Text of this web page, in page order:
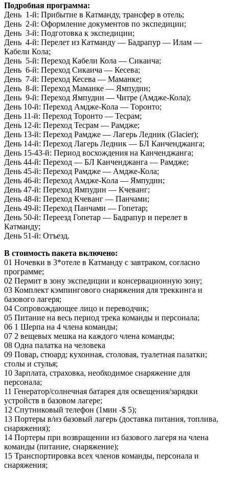
Подробная программа:
День 1-й: Прибытие в Катманду, трансфер в отель;
День 2-й: Оформление документов по экспедиции;
День 3-й: Подготовка к экспедиции;
День 4-й: Перелет из Катманду — Бадрапур — Илам —
Кабели Кола;
День 5-й: Переход Кабели Кола — Сикаича;
День 6-й: Переход Сикаича — Кесева;
День 7-й: Переход Кесева — Маманке;
День 8-й: Переход Маманке — Ямпудин;
День 9-й: Переход Ямпудин — Читре (Амдже-Кола);
День 10-й: Переход Амдже-Кола — Торонто;
День 11-й: Переход Торонто — Тесрам;
День 12-й: Переход Тесрам — Рамдже;
День 13-й: Переход Рамдже — Лагерь Ледник (Glacier);
День 14-й: Переход Лагерь Ледник — БЛ Канченджанга;
День 15-43-й: Период восхождения на Канченджанга;
День 44-й: Переход — БЛ Канченджанга — Рамдже;
День 45-й: Переход Рамдже — Амдже-Кола;
День 46-й: Переход Амдже-Кола — Ямпудин;
День 47-й: Переход Ямпудин — Кчеванг;
День 48-й: Переход Кчеванг — Панчами;
День 49-й: Переход Панчами — Гопетар;
День 50-й: Переезд Гопетар — Бадрапур и перелет в
Катманду;
День 51-й: Отъезд.
В стоимость пакета включено:
01 Ночевки в 3*отеле в Катманду с завтраком, согласно
программе;
02 Пермит в зону экспедиции и консервационную зону;
03 Комплект кэмпингового снаряжения для треккинга и
базового лагеря;
04 Сопровождающее лицо и переводчик;
05 Питание на весь период трека команды и персонала;
06 1 Шерпа на 4 члена команды;
07 2 вещевых мешка на каждого члена команды;
08 Одна палатка на человека
09 Повар, стюард; кухонная, столовая, туалетная палатки;
столы и стулья;
10 Зарплата, страховка, необходимое снаряжение для
персонала;
11 Генератор/солнечная батарея для освещения/зарядки
устройств в базовом лагере;
12 Спутниковый телефон (1мин -$ 5);
13 Портеры в/из базовый лагерь (доставка питания, топлива,
снаряжения);
14 Портеры при возвращении из базового лагеря на члена
команды (питание, снаряжение);
15 Транспортировка всех членов команды, персонала и
снаряжения;